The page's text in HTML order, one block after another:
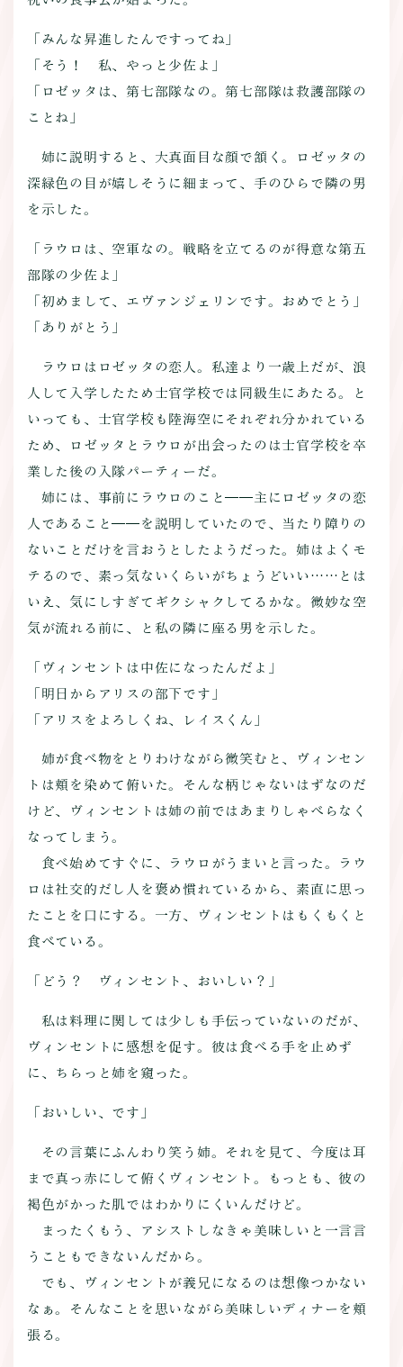
「みんな昇進したんですってね」
「そう！ 私、やっと少佐よ」
「ロゼッタは、第七部隊なの。第七部隊は救護部隊の
ことね」
姉に説明すると、大真面目な顔で頷く。ロゼッタの
深緑色の目が嬉しそうに細まって、手のひらで隣の男
を示した。
「ラウロは、空軍なの。戦略を立てるのが得意な第五
部隊の少佐よ」
「初めまして、エヴァンジェリンです。おめでとう」
「ありがとう」
ラウロはロゼッタの恋人。私達より一歳上だが、浪
人して入学したため士官学校では同級生にあたる。と
いっても、士官学校も陸海空にそれぞれ分かれている
ため、ロゼッタとラウロが出会ったのは士官学校を卒
業した後の入隊パーティーだ。
姉には、事前にラウロのこと――主にロゼッタの恋
人であること――を説明していたので、当たり障りの
ないことだけを言おうとしたようだった。姉はよくモ
テるので、素っ気ないくらいがちょうどいい……とは
いえ、気にしすぎてギクシャクしてるかな。微妙な空
気が流れる前に、と私の隣に座る男を示した。
「ヴィンセントは中佐になったんだよ」
「明日からアリスの部下です」
「アリスをよろしくね、レイスくん」
姉が食べ物をとりわけながら微笑むと、ヴィンセン
トは頬を染めて俯いた。そんな柄じゃないはずなのだ
けど、ヴィンセントは姉の前ではあまりしゃべらなく
なってしまう。
食べ始めてすぐに、ラウロがうまいと言った。ラウ
ロは社交的だし人を褒め慣れているから、素直に思っ
たことを口にする。一方、ヴィンセントはもくもくと
食べている。
「どう？ ヴィンセント、おいしい？」
私は料理に関しては少しも手伝っていないのだが、
ヴィンセントに感想を促す。彼は食べる手を止めず
に、ちらっと姉を窺った。
「おいしい、です」
その言葉にふんわり笑う姉。それを見て、今度は耳
まで真っ赤にして俯くヴィンセント。もっとも、彼の
褐色がかった肌ではわかりにくいんだけど。
まったくもう、アシストしなきゃ美味しいと一言言
うこともできないんだから。
でも、ヴィンセントが義兄になるのは想像つかない
なぁ。そんなことを思いながら美味しいディナーを頬
張る。